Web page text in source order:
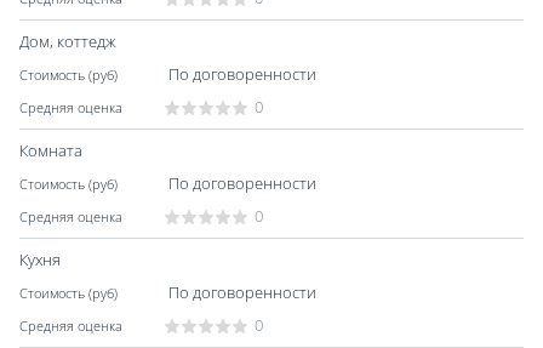
Дом, коттедж
По договоренности
0
Комната
По договоренности
0
Кухня
По договоренности
0